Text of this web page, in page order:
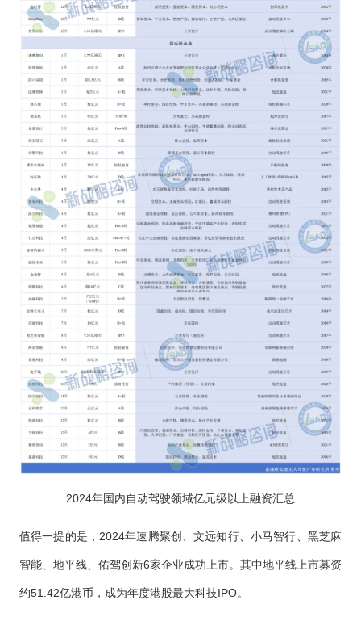
2024年国内自动驾驶领域亿元级以上融资汇总
值得一提的是，2024年速腾聚创、文远知行、小马智行、黑芝麻
智能、地平线、佑驾创新6家企业成功上市。其中地平线上市募资
约51.42亿港币，成为年度港股最大科技IPO。